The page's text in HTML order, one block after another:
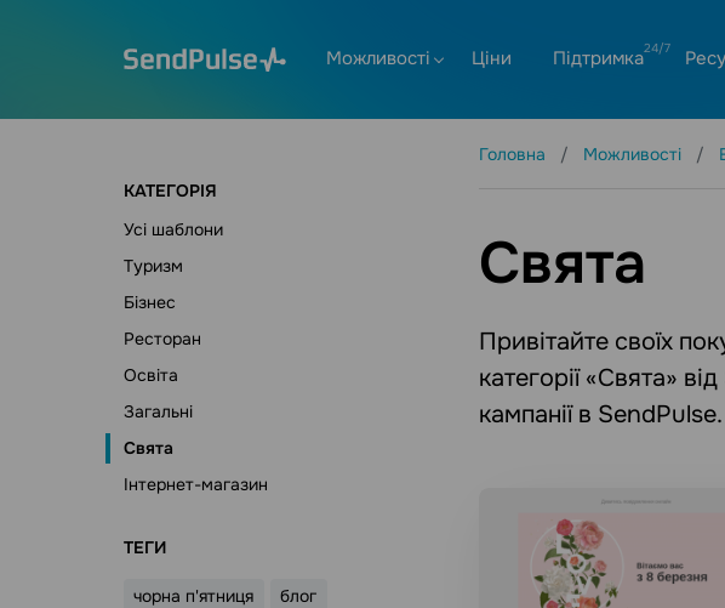
Можливості Ціни Підтримка
КАТЕГОРІЯ
Усі шаблони
Туризм
Бізнес
Ресторан
Освіта
Загальні
Свята
Інтернет-магазин
ТЕГИ
чорна п'ятниця
блог
Головна Можливості
Свята
Привітайте своїх
категорії «Свята»
кампанії в SendPulse.